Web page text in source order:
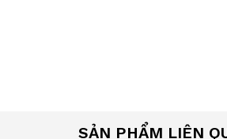
SẢN PHẨM LIÊN